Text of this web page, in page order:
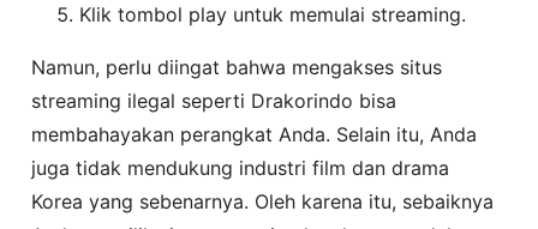
Klik tombol play untuk memulai streaming.
Namun, perlu diingat bahwa mengakses situs
streaming ilegal seperti Drakorindo bisa
membahayakan perangkat Anda. Selain itu, Anda
juga tidak mendukung industri film dan drama
Korea yang sebenarnya. Oleh karena itu, sebaiknya